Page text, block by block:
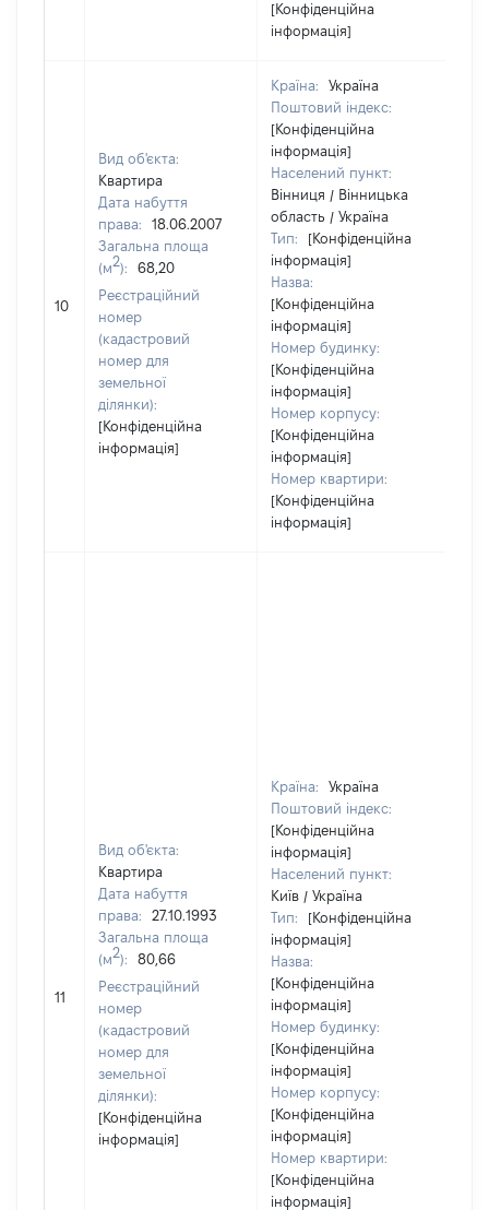
[Конфіденційна
інформація]
10
Вид об'єкта:
Квартира
Дата набуття
права:
18.06.2007
Загальна площа
(м2):
68,20
Реєстраційний
номер
(кадастровий
номер для
земельної
ділянки):
[Конфіденційна
інформація]
Країна:
Україна
Поштовий індекс:
[Конфіденційна
інформація]
Населений пункт:
Вінниця / Вінницька
область / Україна
Тип:
[Конфіденційна
інформація]
Назва:
[Конфіденційна
інформація]
Номер будинку:
[Конфіденційна
інформація]
Номер корпусу:
[Конфіденційна
інформація]
Номер квартири:
[Конфіденційна
інформація]
11
Вид об'єкта:
Квартира
Дата набуття
права:
27.10.1993
Загальна площа
(м2):
80,66
Реєстраційний
номер
(кадастровий
номер для
земельної
ділянки):
[Конфіденційна
інформація]
Країна:
Україна
Поштовий індекс:
[Конфіденційна
інформація]
Населений пункт:
Київ / Україна
Тип:
[Конфіденційна
інформація]
Назва:
[Конфіденційна
інформація]
Номер будинку:
[Конфіденційна
інформація]
Номер корпусу:
[Конфіденційна
інформація]
Номер квартири:
[Конфіденційна
інформація]